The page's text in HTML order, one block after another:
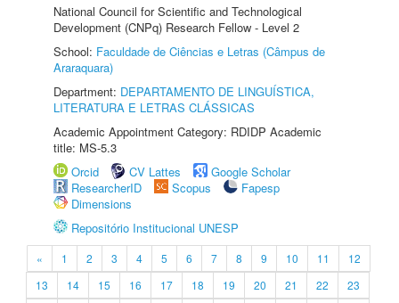
National Council for Scientific and Technological
Development (CNPq) Research Fellow - Level 2
School: Faculdade de Ciências e Letras (Câmpus de
Araraquara)
Department: DEPARTAMENTO DE LINGUÍSTICA,
LITERATURA E LETRAS CLÁSSICAS
Academic Appointment Category: RDIDP Academic
title: MS-5.3
Orcid
CV Lattes
Google Scholar
ResearcherID
Scopus
Fapesp
Dimensions
Repositório Institucional UNESP
« 1 2 3 4 5 6 7 8 9 10 11
12
13
14 15 16 17 18 19 20 21 22
23